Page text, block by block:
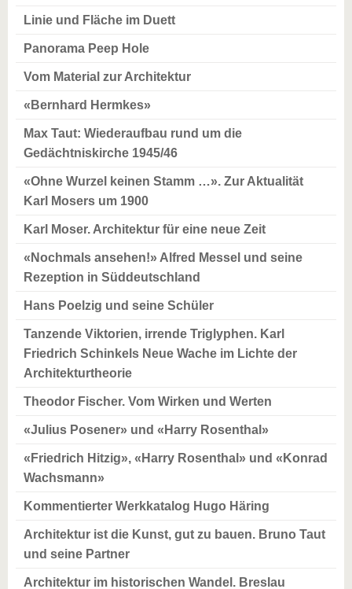
Linie und Fläche im Duett
Panorama Peep Hole
Vom Material zur Architektur
«Bernhard Hermkes»
Max Taut: Wiederaufbau rund um die
Gedächtniskirche 1945/46
«Ohne Wurzel keinen Stamm …». Zur Aktualität
Karl Mosers um 1900
Karl Moser. Architektur für eine neue Zeit
«Nochmals ansehen!» Alfred Messel und seine
Rezeption in Süddeutschland
Hans Poelzig und seine Schüler
Tanzende Viktorien, irrende Triglyphen. Karl
Friedrich Schinkels Neue Wache im Lichte der
Architekturtheorie
Theodor Fischer. Vom Wirken und Werten
«Julius Posener» und «Harry Rosenthal»
«Friedrich Hitzig», «Harry Rosenthal» und «Konrad
Wachsmann»
Kommentierter Werkkatalog Hugo Häring
Architektur ist die Kunst, gut zu bauen. Bruno Taut
und seine Partner
Architektur im historischen Wandel. Breslau